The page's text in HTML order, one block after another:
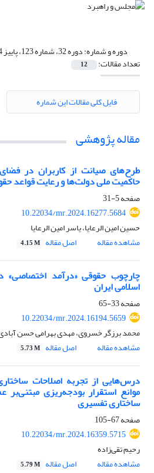
دوره و شماره:دوره 32، شماره 123، پاییز 1404
تعداد مقالات: 12
فایل کلی مقالات این شماره
مقاله پژوهشی
طرح‌های صیانت از کاربران در
حاکمیت ملی دولت‌ها و رعایت قواعد
صفحه5-31
10.22034/mr.2024.16277.5684
حسین امین الرعایا، یاسر امین الرعایا
مشاهده مقاله
اصل مقاله 4.15 M
چارچوب حقوقی «درآمد
اسلامی ایران
صفحه33-65
10.22034/mr.2024.16194.5659
محمد برزگر خسروی، مهدی بهرامی حسن
مشاهده مقاله
اصل مقاله 5.73 M
درس‌هایی از تجربه اصلاحات
موانع استقرار بودجه‌ریزی
ساختاری تفسیری
صفحه67-105
10.22034/mr.2024.16359.5715
رحیم تقی‌زاده
مشاهده مقاله
اصل مقاله 5.79 M